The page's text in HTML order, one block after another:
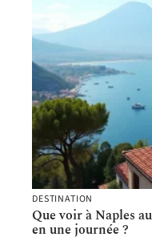
DESTINATION
Que voir à Naples
en une journée ?